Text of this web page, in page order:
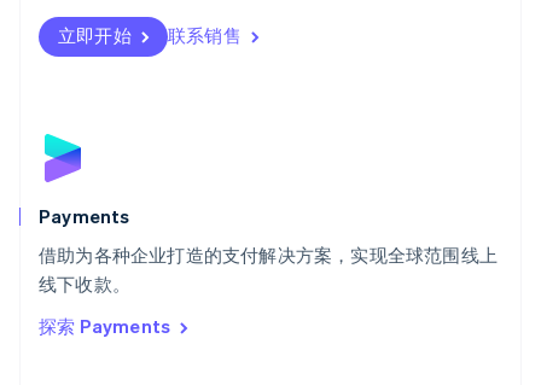
立即开始 联系销售
Payments
借助为各种企业打造的支付解决方案，实现全球范围线上
线下收款。
探索 Payments
瑞士
DeutschFrançais
English
斯洛文尼亚
泰国
ไทยEnglish
希腊
English
西班牙